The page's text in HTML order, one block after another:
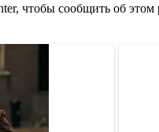
чтобы сообщить об этом